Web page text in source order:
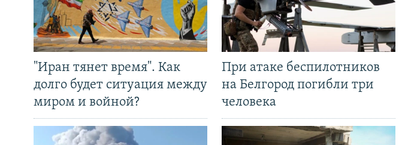
"Иран тянет время". Как
долго будет ситуация между
миром и войной?
При атаке беспилотников
на Белгород погибли три
человека